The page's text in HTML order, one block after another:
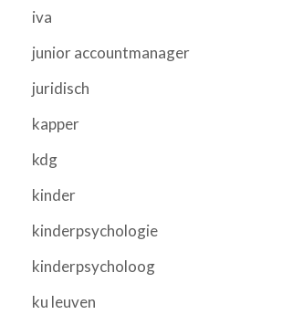
iva
junior accountmanager
juridisch
kapper
kdg
kinder
kinderpsychologie
kinderpsycholoog
ku leuven